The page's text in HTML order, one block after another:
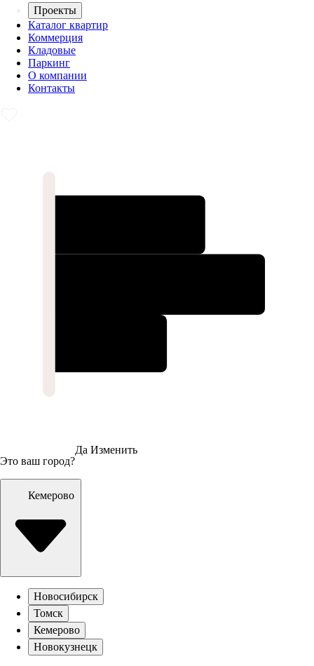
Проекты
Каталог квартир
Коммерция
Кладовые
Паркинг
О компании
Контакты
Это ваш город?
Да Изменить
Кемерово
Новосибирск
Томск
Кемерово
Новокузнецк